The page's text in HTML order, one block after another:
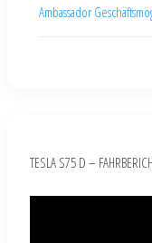
Ambassador
TESLA S75 D –